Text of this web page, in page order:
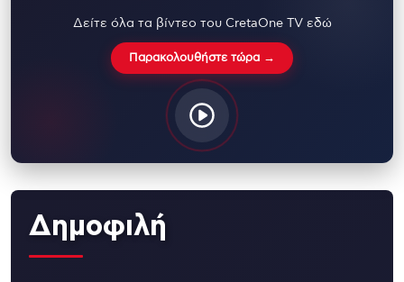
Δείτε όλα τα βίντεο του CretaOne TV εδώ
Παρακολουθήστε τώρα →
Δημοφιλή